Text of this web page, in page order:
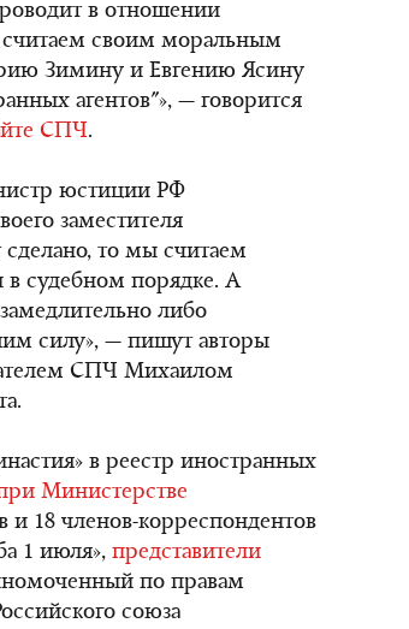
в отношении
своим моральным
Зимину и Евгению Ясину
агентов"», — говорится
СПЧ.
юстиции РФ
заместителя
сделано, то мы считаем
в судебном порядке. А
либо
силу», — пишут авторы
СПЧ Михаилом
в реестр иностранных
Министерстве
и 18 членов-корреспондентов
1 июля», представители
по правам
союза